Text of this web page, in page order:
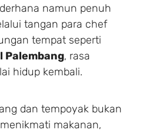
namun penuh
tangan para chef
tempat seperti
Palembang, rasa
hidup kembali.
dan tempoyak bukan
makanan,